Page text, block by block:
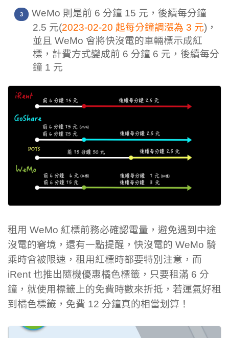
WeMo 則是前 6 分鐘 15 元，後續每分鐘
2.5 元(2023-02-20 起每分鐘調漲為 3 元)，
並且 WeMo 會將快沒電的車輛標示成紅
標，計費方式變成前 6 分鐘 6 元，後續每分
鐘 1 元
租用 WeMo 紅標前務必確認電量，避免遇到中途
沒電的窘境，還有一點提醒，快沒電的 WeMo 騎
乘時會被限速，租用紅標時都要特別注意，而
iRent 也推出隨機優惠橘色標籤，只要租滿 6 分
鐘，就使用標籤上的免費時數來折抵，若運氣好租
到橘色標籤，免費 12 分鐘真的相當划算！